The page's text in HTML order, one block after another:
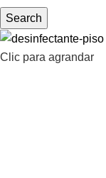
Search
Clic para agrandar